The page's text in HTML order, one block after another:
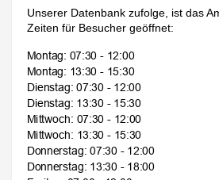
Unserer Datenbank zufolge, ist das
Zeiten für Besucher geöffnet: